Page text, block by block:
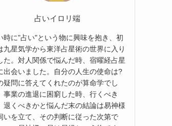
占いイロリ端
時に"占い"という物に興味を抱き、初
九星気学から東洋占星術の世界に入り
た。対人関係で悩んだ時、宿曜経占星
出会いました。自分の人生の使命は?
疑問に答えてくれたのが算命学でし
事業の進退に困窮した時、行くべき
退くべきかと悩んだ末の結論は易神様
いを立て、その判断に従った次第で